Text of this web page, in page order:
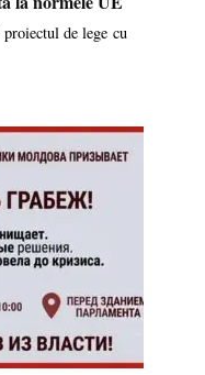
de lege cu